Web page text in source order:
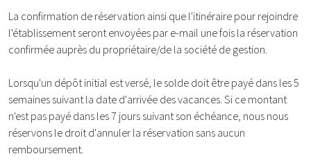
La confirmation de réservation ainsi que l'itinéraire pour rejoindre
l'établissement seront envoyées par e-mail une fois la réservation
confirmée auprès du propriétaire/de la société de gestion.
Lorsqu'un dépôt initial est versé, le solde doit être payé dans les 5
semaines suivant la date d'arrivée des vacances. Si ce montant
n'est pas payé dans les 7 jours suivant son échéance, nous nous
réservons le droit d'annuler la réservation sans aucun
remboursement.